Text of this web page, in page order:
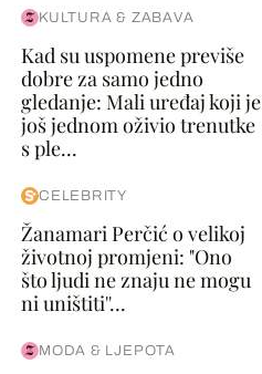
KULTURA & ZABAVA
Kad su uspomene previše
dobre za samo jedno
gledanje: Mali uređaj koji je
još jednom oživio trenutke
s ple...
CELEBRITY
Žanamari Perčić o velikoj
životnoj promjeni: "Ono
što ljudi ne znaju ne mogu
ni uništiti''...
MODA & LJEPOTA